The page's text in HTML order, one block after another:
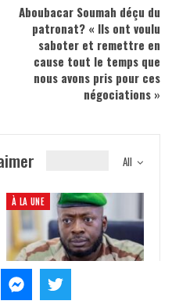
Aboubacar Soumah déçu du
patronat? « Ils ont voulu
saboter et remettre en
cause tout le temps que
nous avons pris pour ces
négociations »
All
À LA UNE